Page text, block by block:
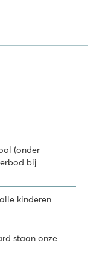
(onder
bij
kinderen
staan onze